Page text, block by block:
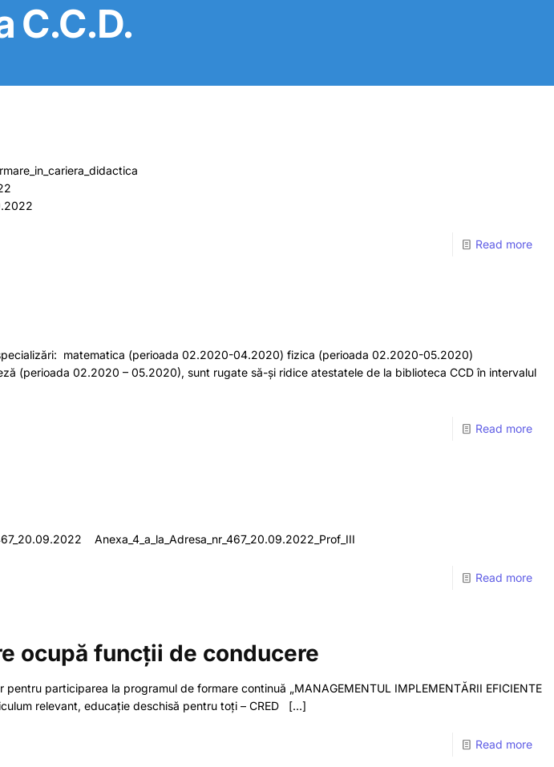
C.C.D.
Read more
matematica (perioada 02.2020-04.2020) fizica (perioada 02.2020-05.2020)
(perioada 02.2020 – 05.2020), sunt rugate să-și ridice atestatele de la biblioteca CCD în intervalul
Read more
Anexa_4_a_la_Adresa_nr_467_20.09.2022_Prof_III
Read more
ocupă funcții de conducere
participarea la programul de formare continuă „MANAGEMENTUL IMPLEMENTĂRII EFICIENTE
relevant, educație deschisă pentru toți – CRED
[…]
Read more